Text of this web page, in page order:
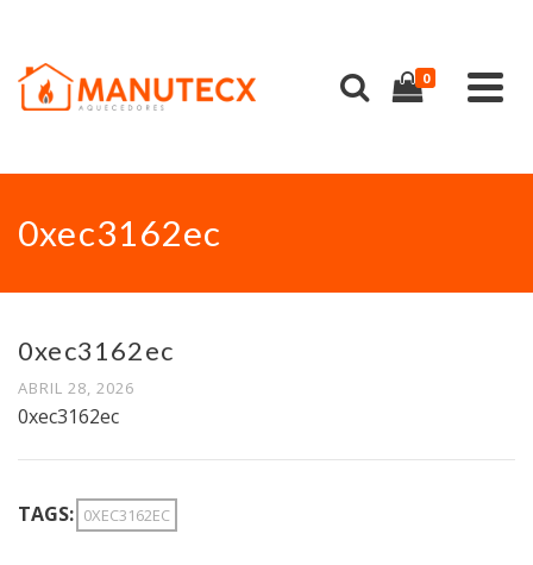
0
0xec3162ec
0xec3162ec
ABRIL 28, 2026
0xec3162ec
TAGS: 0XEC3162EC